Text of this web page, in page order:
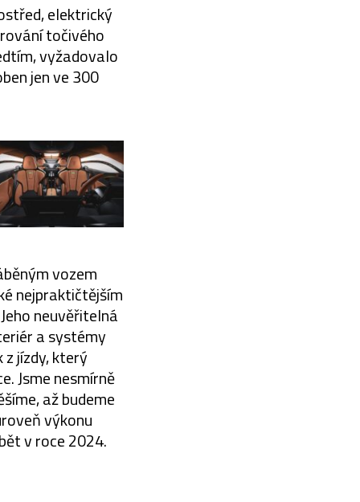
elektrický
točivého
vyžadovalo
jen ve 300
vozem
nejpraktičtějším
neuvěřitelná
a systémy
jízdy, který
Jsme nesmírně
až budeme
výkonu
v roce 2024.